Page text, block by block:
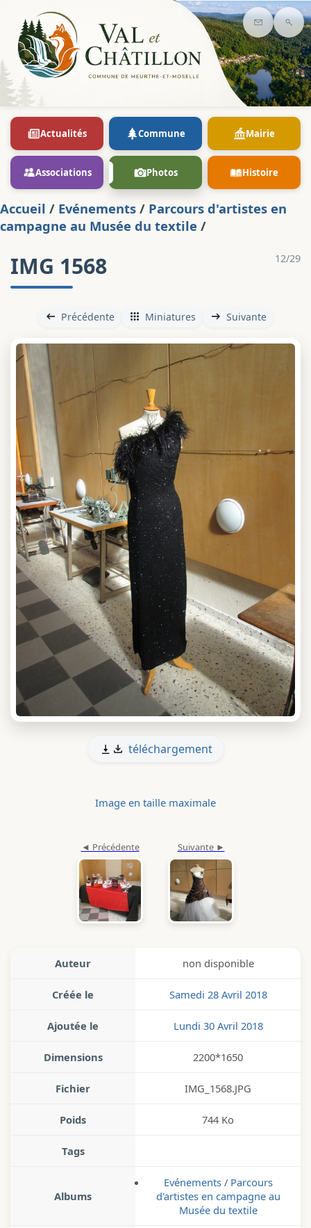
Contact
Actualités Commune Mairie
Associations Photos Histoire
Accueil / Evénements / Parcours d'artistes en
campagne au Musée du textile /
12/29
IMG 1568
Précédente Miniatures Suivante
téléchargement
Image en taille maximale
Auteur non disponible
Créée le Samedi 28 Avril 2018
Ajoutée le Lundi 30 Avril 2018
Dimensions 2200*1650
Fichier IMG_1568.JPG
Poids 744 Ko
Tags
Albums
Evénements/ Parcours
d'artistes en campagne au
Musée du textile